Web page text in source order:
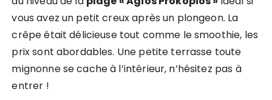
vous avez un petit creux après un plongeon. La
crêpe était délicieuse tout comme le smoothie, les
prix sont abordables. Une petite terrasse toute
mignonne se cache à l’intérieur, n’hésitez pas à
entrer !